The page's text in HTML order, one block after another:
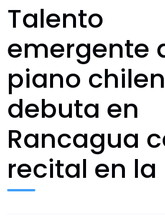
Talento
emergente
piano
debuta en
Rancagua
recital en la